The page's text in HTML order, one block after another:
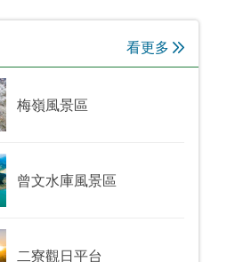
看更多
梅嶺風景區
曾文水庫風景區
二寮觀日平台